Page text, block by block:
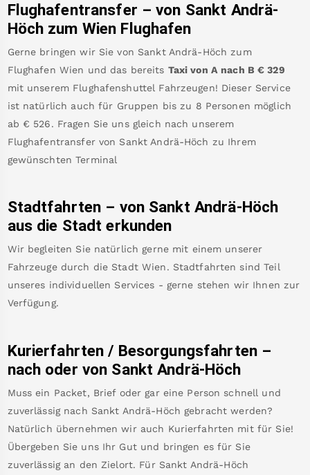
Flughafentransfer – von Sankt Andrä-
Höch zum Wien Flughafen
Gerne bringen wir Sie von Sankt Andrä-Höch zum
Flughafen Wien und das bereits Taxi von A nach B €329
mit unserem Flughafenshuttel Fahrzeugen! Dieser Service
ist natürlich auch für Gruppen bis zu 8 Personen möglich
ab € 526. Fragen Sie uns gleich nach unserem
Flughafentransfer von Sankt Andrä-Höch zu Ihrem
gewünschten Terminal
Stadtfahrten – von Sankt Andrä-Höch
aus die Stadt erkunden
Wir begleiten Sie natürlich gerne mit einem unserer
Fahrzeuge durch die Stadt Wien. Stadtfahrten sind Teil
unseres individuellen Services - gerne stehen wir Ihnen zur
Verfügung.
Kurierfahrten / Besorgungsfahrten –
nach oder von Sankt Andrä-Höch
Muss ein Packet, Brief oder gar eine Person schnell und
zuverlässig nach Sankt Andrä-Höch gebracht werden?
Natürlich übernehmen wir auch Kurierfahrten mit für Sie!
Übergeben Sie uns Ihr Gut und bringen es für Sie
zuverlässig an den Zielort. Für Sankt Andrä-Höch